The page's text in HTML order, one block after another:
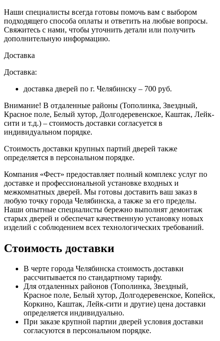
Наши специалисты всегда готовы помочь вам с выбором
подходящего способа оплаты и ответить на любые вопросы.
Свяжитесь с нами, чтобы уточнить детали или получить
дополнительную информацию.
Доставка
Доставка:
доставка дверей по г. Челябинску – 700 руб.
Внимание! В отдаленные районы (Тополинка, Звездный,
Красное поле, Белый хутор, Долгодеревенское, Каштак, Лейк-
сити и т.д.) – стоимость доставки согласуется в
индивидуальном порядке.
Стоимость доставки крупных партий дверей также
определяется в персональном порядке.
Компания «Фест» предоставляет полный комплекс услуг по
доставке и профессиональной установке входных и
межкомнатных дверей. Мы готовы доставить ваш заказ в
любую точку города Челябинска, а также за его пределы.
Наши опытные специалисты бережно выполнят демонтаж
старых дверей и обеспечат качественную установку новых
изделий с соблюдением всех технологических требований.
Стоимость доставки
В черте города Челябинска стоимость доставки
рассчитывается по стандартному тарифу.
Для отдаленных районов (Тополинка, Звездный,
Красное поле, Белый хутор, Долгодеревенское, Копейск,
Коркино, Каштак, Лейк-сити и другие) цена доставки
определяется индивидуально.
При заказе крупной партии дверей условия доставки
согласуются в персональном порядке.